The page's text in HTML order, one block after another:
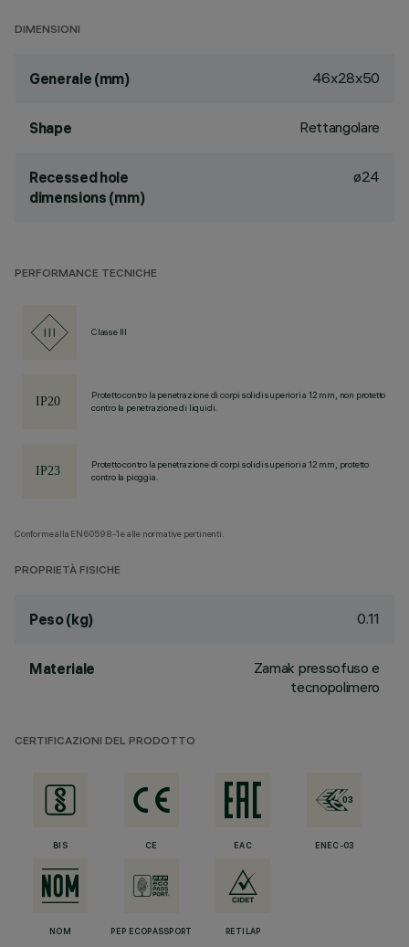
DIMENSIONI
Generale (mm) 46x28x50
Shape Rettangolare
Recessed hole
dimensions (mm)
ø24
PERFORMANCE TECNICHE
Classe III
Protetto contro la penetrazione di corpi solidi superiori a 12 mm, non protetto
contro la penetrazione di liquidi.
Protetto contro la penetrazione di corpi solidi superiori a 12 mm, protetto
contro la pioggia.
Conforme alla EN60598-1 e alle normative pertinenti.
PROPRIETÀ FISICHE
Peso (kg) 0.11
Materiale
Zamak pressofuso e
tecnopolimero
CERTIFICAZIONI DEL PRODOTTO
BIS CE EAC ENEC-03
NOM PEP ECOPASSPORT RETILAP